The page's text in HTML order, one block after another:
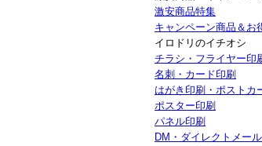
激安商品特集
キャンペーン商品＆お
イロドリのイチオシ
チラシ・フライヤー印
名刺・カード印刷
はがき印刷・ポストカ
ポスター印刷
パネル印刷
DM・ダイレクトメー